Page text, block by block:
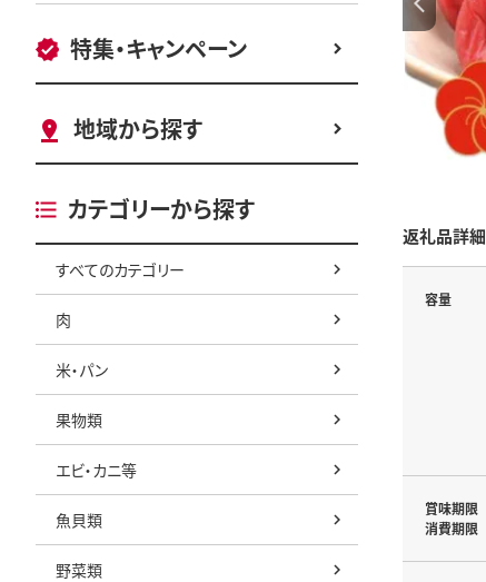
特集・キャンペーン
地域から探す
カテゴリーから探す
すべてのカテゴリー
肉
米・パン
果物類
エビ・カニ等
魚貝類
野菜類
返礼品詳細
容量
賞味期限
消費期限